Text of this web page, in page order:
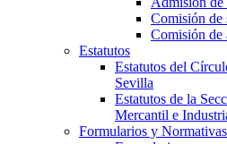
Comisión de
Comisión de
Estatutos
Estatutos del
Sevilla
Estatutos de la
Mercantil e
Formularios y Normativas